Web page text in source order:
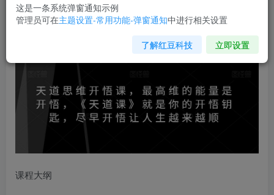
天道思维开悟课，最高维的能量是开悟，《天道课》就是你
的开悟钥匙，尽早开悟让人生越来越顺
课程大纲
这是一条系统弹窗通知示例
管理员可在主题设置-常用功能-弹窗通知中进行相关设置
了解红豆科技 立即设置